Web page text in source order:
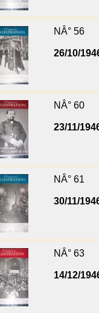
NÂ° 56
26/10/
NÂ° 60
23/11/
NÂ° 61
30/11/
NÂ° 63
14/12/